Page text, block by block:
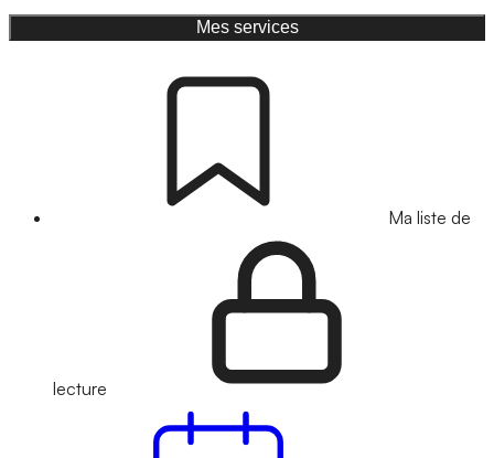
Mes services
Ma liste de
lecture